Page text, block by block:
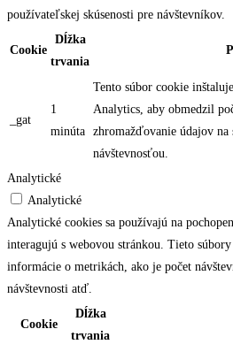
používateľskej skúsenosti pre návštevníkov.
Cookie
Dĺžka
trvania
_gat
1
minúta
Tento súbor cookie
Analytics, aby obmedzil
zhromažďovanie údajov na
návštevnosťou.
Analytické
Analytické
Analytické cookies sa používajú na
interagujú s webovou stránkou. Tieto
informácie o metrikách, ako je počet
návštevnosti atď.
Cookie
Dĺžka
trvania